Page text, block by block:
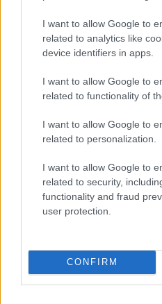
I want to allow Google to
related to analytics like
device identifiers in apps.
I want to allow Google to
related to functionality of
I want to allow Google to
related to personalization.
I want to allow Google to
related to security,
functionality and fraud
user protection.
CONFIRM
Βίντεο από το
Πολυτεχνειούπολη -
έβγαλα την αφίσα
Επίθεση καταγγέλλει
κυλικείου της
Μηχανικών στην